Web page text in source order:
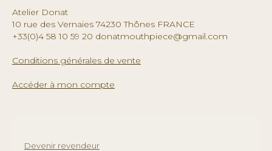
Atelier Donat
10 rue des Vernaies 74230 Thônes FRANCE
+33(0)4 58 10 59 20 donatmouthpiece@gmail.com
Conditions générales de vente
Accéder à mon compte
Devenir revendeur